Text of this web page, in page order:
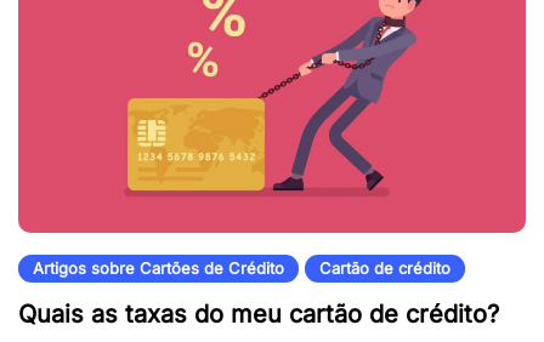
Artigos sobre Cartões de Crédito Cartão de crédito
Quais as taxas do meu cartão de crédito?